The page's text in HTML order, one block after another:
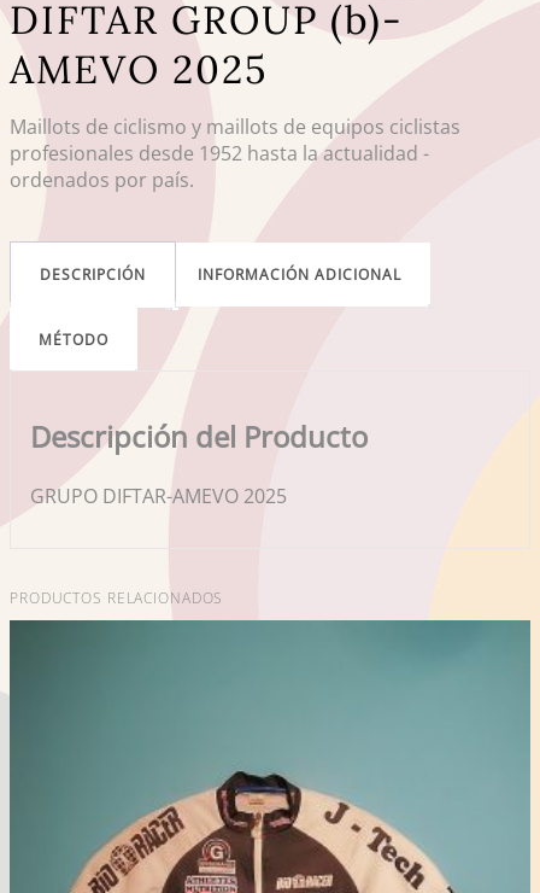
DIFTAR GROUP (b)-
AMEVO 2025
Maillots de ciclismo y maillots de equipos ciclistas
profesionales desde 1952 hasta la actualidad -
ordenados por país.
DESCRIPCIÓN INFORMACIÓN ADICIONAL
MÉTODO
Descripción del Producto
GRUPO DIFTAR-AMEVO 2025
PRODUCTOS RELACIONADOS